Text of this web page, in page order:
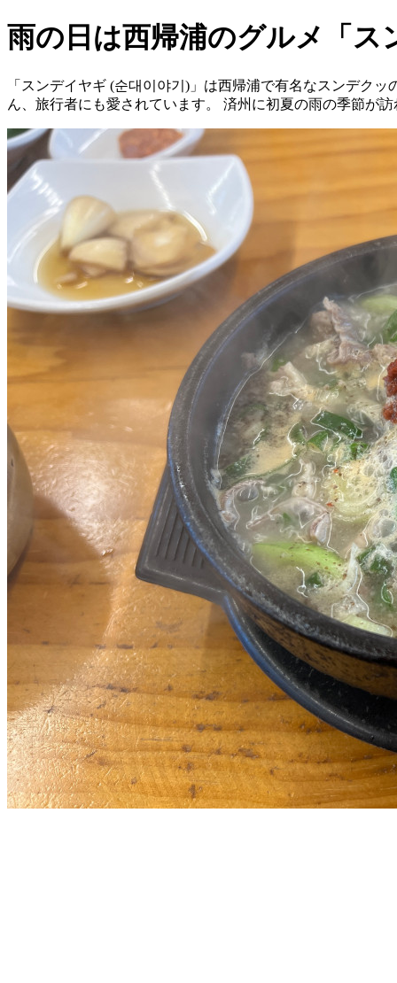
雨の日は西帰浦のグルメ「ス
「スンデイヤギ (순대이야기)」は西帰浦で有名なスンデク
ん、旅行者にも愛されています。 済州に初夏の雨の季節が